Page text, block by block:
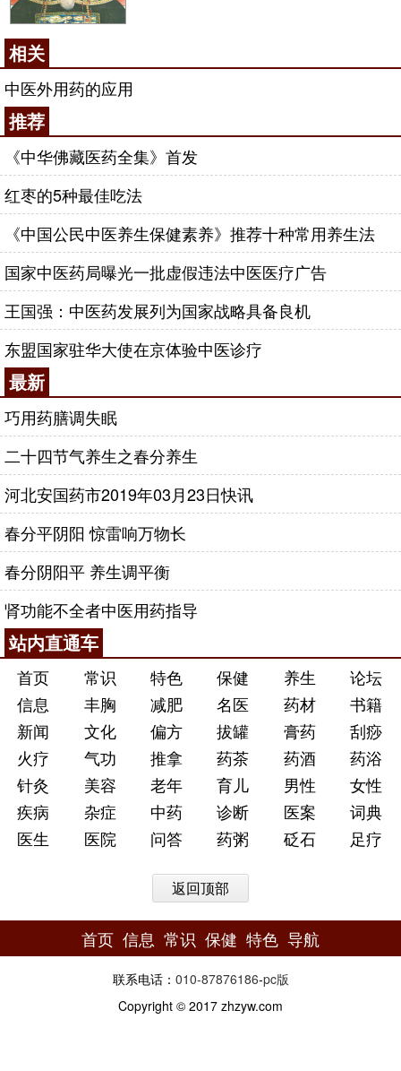
法，通过针灸帮助病人解决病痛；病气如果再深入到
骨头，就必须采取艾灸或者药灸的方法了；病气如果
进入脏腑和骨髓就需要采取汤药进行调理了。
中药外用领域里，通过中药膏药作用于人体特定
穴位和
果很好，这也是对以上理论的科学验证。
膏药是我国古代劳动人民在长期的生活实践中总
结出来的，距今已有数千年的历史。载药量大、作用
时间长、作用直接、使用方便等优点，让膏药成为中
药外用的代名词。外治疗法之所以奏效，离不开对经
络和穴位的研究和应用。经络是沟通人体表里的特殊
存在，每条经络司职一个脏腑，联通表里，通过经络
穴位给药，有效成分达到调理脏腑，消除疾病，对于
很多慢性疾病的治疗非常实用。所以内治外治同理，
所异者法耳。
用中药膏药贴敷穴位、经络，这种治疗方法在临
床实践中，应用较广。比如年龄较大的腰椎病患者在
命门穴、委中穴、环跳穴贴敷膏药，可以避免长期服
用口服药给肠胃肝肾带来的损伤；婴幼儿便秘、腹
泻，可以通过贴敷健脾类膏药调养脾胃治疗；甲状腺
结节（瘿瘤）、多囊卵巢、胃病、哮喘等慢性疾病，
通过外用膏药治疗，都能达到满意效果。
推行膏穴疗法让中药外用进入寻常生活
膏药贴敷疗法，目前在国内的研究和实践非常
广，甚至一些西药也开始尝试外用剂型，称之为
TTS（透皮给药系统）。目前中药贴剂的种类越来越
丰富，比如健脾贴、退烧贴、外伤贴、疼痛贴、降压
贴、耳穴贴、肚脐贴、安神贴等等。还有以单味中药
开发出来的个性化药贴。
纵观全国，针对中药外用医疗市场，在系统性、
完整性、纯粹性方面，位于河南郑州市的一代宗师中
医馆在该领域取得较为喜人的成果，这是一家以外用
中药作为核心医疗技术的医疗机构，在中药外用领域
进行了深入的研究和实践，将中医外用、膏药贴敷进
行了临床整理，并对全国优秀的膏方成品进行梳理，
一比一完整复原传统工艺，重现经典膏剂的卓越效
果，并在此基础上提出了以“膏穴疗法”为核心治疗理
念的新型中医疗法。
相关
中医外用药的应用
推荐
《中华佛藏医药全集》首发
红枣的5种最佳吃法
《中国公民中医养生保健素养》推荐十种常用养生法
国家中医药局曝光一批虚假违法中医医疗广告
王国强：中医药发展列为国家战略具备良机
东盟国家驻华大使在京体验中医诊疗
最新
巧用药膳调失眠
二十四节气养生之春分养生
河北安国药市2019年03月23日快讯
春分平阴阳 惊雷响万物长
春分阴阳平 养生调平衡
肾功能不全者中医用药指导
站内直通车
首页 常识 特色 保健 养生
论坛
信息
丰胸 减肥 名医 药材
书籍
新闻
文化 偏方 拔罐 膏药
刮痧
火疗
气功 推拿 药茶 药酒
药浴
针灸
美容 老年 育儿 男性
女性
疾病
杂症 中药 诊断 医案
词典
医生
医院 问答 药粥 砭石 足疗
返回顶部
首页 信息 常识 保健 特色 导航
联系电话： 010-87876186-pc版
Copyright © 2017 zhzyw.com